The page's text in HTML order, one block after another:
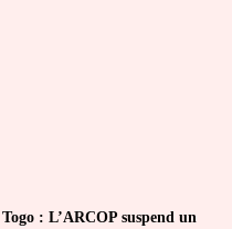
Togo : L’ARCOP suspend un